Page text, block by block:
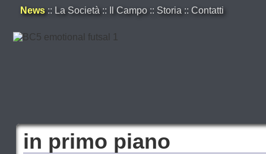
News :: La Società :: Il Campo :: Storia :: Contatti
in primo piano